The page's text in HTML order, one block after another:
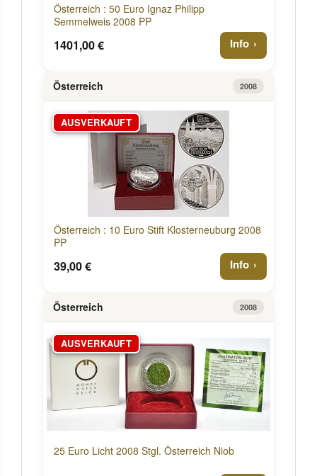
Österreich : 50 Euro Ignaz Philipp
Semmelweis 2008 PP
1401,00 € Info
Österreich 2008
AUSVERKAUFT
Österreich : 10 Euro Stift Klosterneuburg 2008
PP
39,00 € Info
Österreich 2008
AUSVERKAUFT
25 Euro Licht 2008 Stgl. Österreich Niob